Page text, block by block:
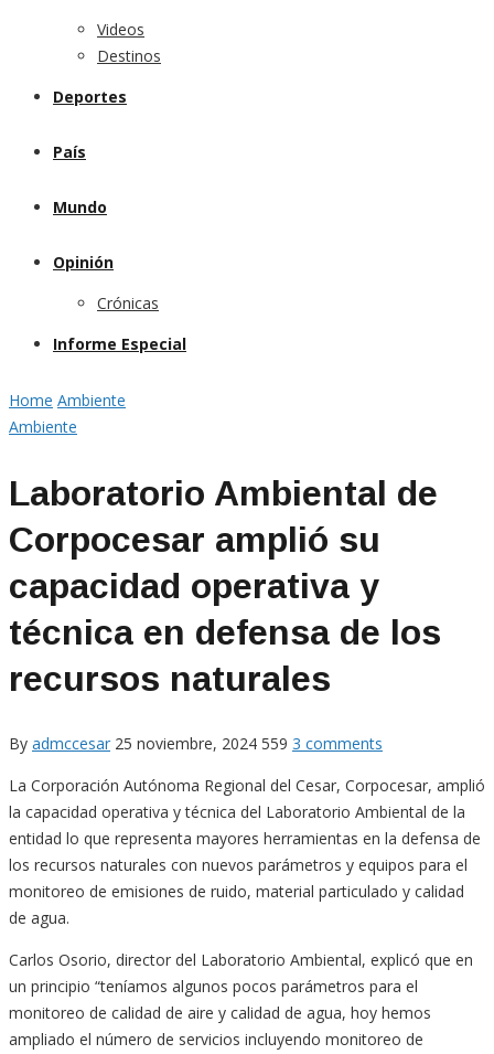
Videos
Destinos
Deportes
País
Mundo
Opinión
Crónicas
Informe Especial
Home Ambiente
Ambiente
Laboratorio Ambiental de
Corpocesar amplió su
capacidad operativa y
técnica en defensa de los
recursos naturales
By admccesar 25 noviembre, 2024 559 3 comments
La Corporación Autónoma Regional del Cesar, Corpocesar, amplió
la capacidad operativa y técnica del Laboratorio Ambiental de la
entidad lo que representa mayores herramientas en la defensa de
los recursos naturales con nuevos parámetros y equipos para el
monitoreo de emisiones de ruido, material particulado y calidad
de agua.
Carlos Osorio, director del Laboratorio Ambiental, explicó que en
un principio “teníamos algunos pocos parámetros para el
monitoreo de calidad de aire y calidad de agua, hoy hemos
ampliado el número de servicios incluyendo monitoreo de